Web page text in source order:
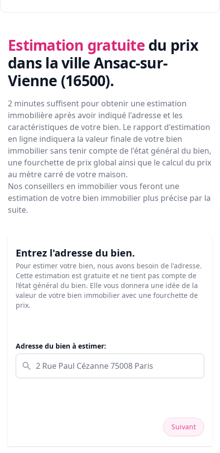
Estimation gratuite du prix
dans la ville Ansac-sur-
Vienne (16500).
2 minutes suffisent pour obtenir une estimation
immobilière après avoir indiqué l'adresse et les
caractéristiques de votre bien. Le rapport d'estimation
en ligne indiquera la valeur finale de votre bien
immobilier sans tenir compte de l'état général du bien,
une fourchette de prix global ainsi que le calcul du prix
au mètre carré de votre maison.
Nos conseillers en immobilier vous feront une
estimation de votre bien immobilier plus précise par la
suite.
Entrez l'adresse du bien.
Pour estimer votre bien, nous avons besoin de l'adresse.
Cette estimation est gratuite et ne tient pas compte de
l’état général du bien. Elle vous donnera une idée de la
valeur de votre bien immobilier avec une fourchette de
prix.
Adresse du bien à estimer:
Suivant